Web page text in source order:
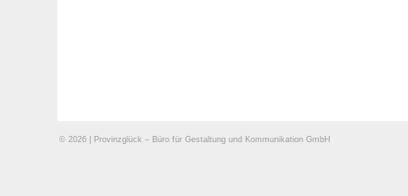
© 2026 | Provinzglück – Büro für Gestaltung und Kommunikation GmbH